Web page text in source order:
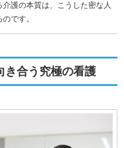
護の本質は、こうした密な人
です。
き合う究極の看護